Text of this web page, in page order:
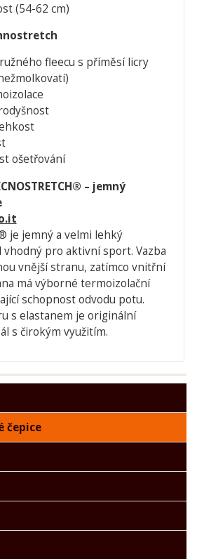
(54-62 cm)
fleecu s příměsí licry
ošetřování
– jemný
je jemný a velmi lehký
pro aktivní sport. Vazba
vnější stranu, zatímco vnitřní
má výborné termoizolační
schopnost odvodu potu.
s elastanem je originální
s čirokým využitím.
čepice